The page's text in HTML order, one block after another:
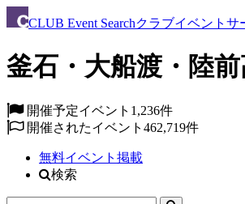
CLUB Event Searchクラブイベントサ
釜石・大船渡・陸
開催予定イベント 1,236件
開催されたイベント 462,719件
無料イベント掲載
検索